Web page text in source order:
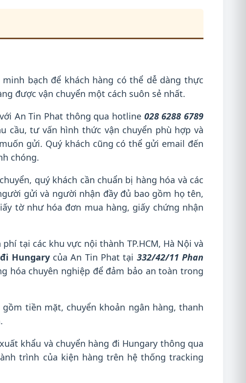
bạch để khách hàng có thể dễ dàng thực
được vận chuyển một cách suôn sẻ nhất.
với An Tin Phat thông qua hotline 028 6288 6789
cầu, tư vấn hình thức vận chuyển phù hợp và
gửi. Quý khách cũng có thể gửi email đến
chóng.
quý khách cần chuẩn bị hàng hóa và các
gửi và người nhận đầy đủ bao gồm họ tên,
tờ như hóa đơn mua hàng, giấy chứng nhận
tại các khu vực nội thành TP.HCM, Hà Nội và
Hungarycủa An Tin Phat tại 332/42/11 Phan
hóa chuyên nghiệp để đảm bảo an toàn trong
tiền mặt, chuyển khoản ngân hàng, thanh
khẩu và chuyển hàng đi Hungary thông qua
trình của kiện hàng trên hệ thống tracking